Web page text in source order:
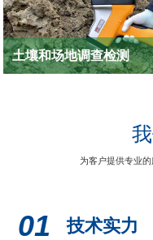
了解更
多
土壤和场地调查检测
多
为客户提供专业
01 技术实力